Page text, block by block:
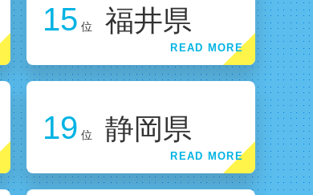
15 位 福井県
19 位 静岡県